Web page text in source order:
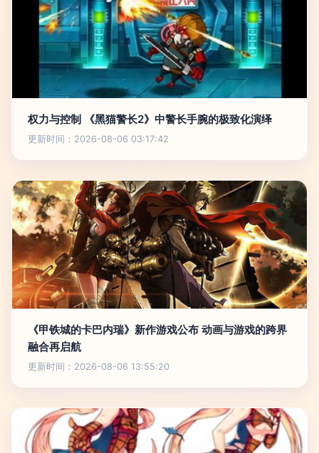
权力与控制 《黑猫警长2》中警长手腕的极致化演绎
更新时间：2026-08-06 03:17:42
《甲铁城的卡巴内瑞》新作游戏公布 动画与游戏的跨界
融合再启航
更新时间：2026-08-06 13:55:20